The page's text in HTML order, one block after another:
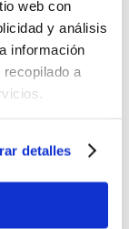
web con
y análisis
información
a
detalles
de